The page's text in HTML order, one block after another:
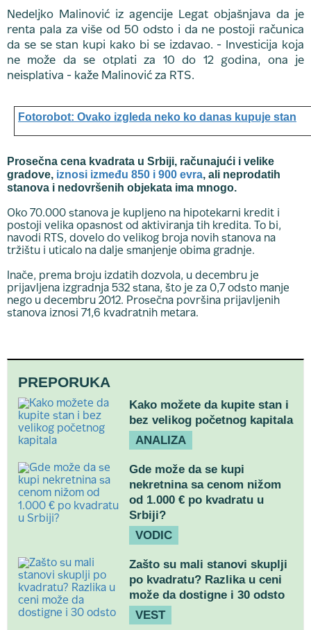
Nedeljko Malinović iz agencije Legat objašnjava da je
renta pala za više od 50 odsto i da ne postoji računica
da se se stan kupi kako bi se izdavao. - Investicija koja
ne može da se otplati za 10 do 12 godina, ona je
neisplativa - kaže Malinović za RTS.
Fotorobot: Ovako izgleda neko ko danas kupuje stan
Prosečna cena kvadrata u Srbiji, računajući i velike
gradove, iznosi između 850 i 900 evra, ali neprodatih
stanova i nedovršenih objekata ima mnogo.
Oko 70.000 stanova je kupljeno na hipotekarni kredit i
postoji velika opasnost od aktiviranja tih kredita. To bi,
navodi RTS, dovelo do velikog broja novih stanova na
tržištu i uticalo na dalje smanjenje obima gradnje.
Inače, prema broju izdatih dozvola, u decembru je
prijavljena izgradnja 532 stana, što je za 0,7 odsto manje
nego u decembru 2012. Prosečna površina prijavljenih
stanova iznosi 71,6 kvadratnih metara.
PREPORUKA
Kako možete da kupite stan i
bez velikog početnog kapitala
ANALIZA
Gde može da se kupi
nekretnina sa cenom nižom
od 1.000 € po kvadratu u
Srbiji?
VODIC
Zašto su mali stanovi skuplji
po kvadratu? Razlika u ceni
može da dostigne i 30 odsto
VEST